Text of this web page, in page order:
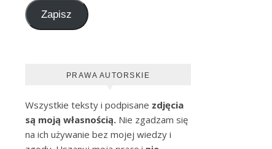
Zapisz
PRAWA AUTORSKIE
Wszystkie teksty i podpisane zdjęcia
są moją własnością. Nie zgadzam się
na ich używanie bez mojej wiedzy i